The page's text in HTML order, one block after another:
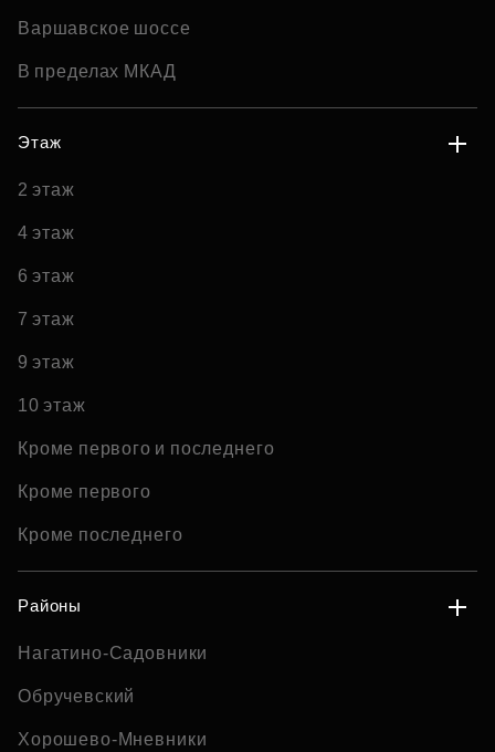
Варшавское шоссе
В пределах МКАД
Этаж
2 этаж
4 этаж
6 этаж
7 этаж
9 этаж
10 этаж
Кроме первого и последнего
Кроме первого
Кроме последнего
Районы
Нагатино-Садовники
Обручевский
Хорошево-Мневники